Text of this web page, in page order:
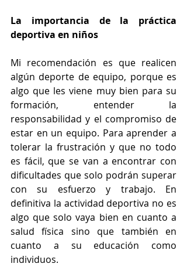
La importancia de la práctica
deportiva en niños
Mi recomendación es que realicen
algún deporte de equipo, porque es
algo que les viene muy bien para su
formación, entender la
responsabilidad y el compromiso de
estar en un equipo. Para aprender a
tolerar la frustración y que no todo
es fácil, que se van a encontrar con
dificultades que solo podrán superar
con su esfuerzo y trabajo. En
definitiva la actividad deportiva no es
algo que solo vaya bien en cuanto a
salud física sino que también en
cuanto a su educación como
individuos.